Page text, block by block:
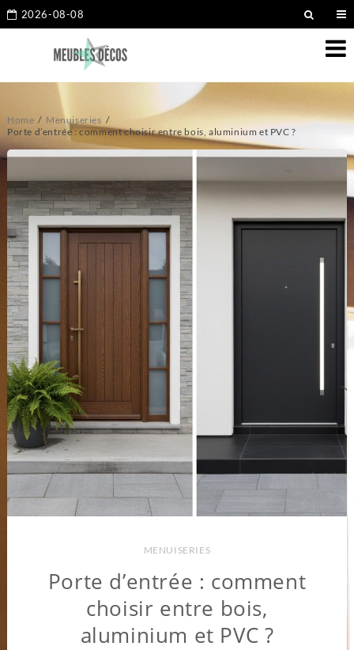
2026-08-08
Home
Menuiseries
Porte d’entrée : comment choisir entre bois, aluminium et PVC ?
MENUISERIES
Porte d’entrée : comment
choisir entre bois,
aluminium et PVC ?